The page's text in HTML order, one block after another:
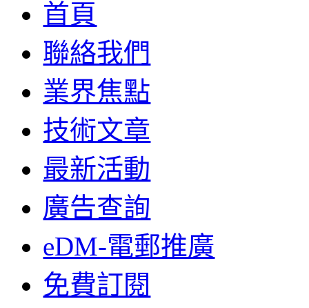
首頁
聯絡我們
業界焦點
技術文章
最新活動
廣告查詢
eDM-電郵推廣
免費訂閱